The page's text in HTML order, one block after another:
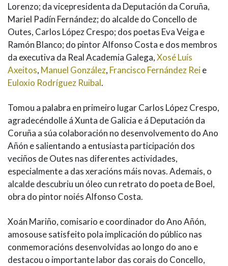
Lorenzo; da vicepresidenta da Deputación da Coruña,
Mariel Padín Fernández; do alcalde do Concello de
Outes, Carlos López Crespo; dos poetas Eva Veiga e
Ramón Blanco; do pintor Alfonso Costa e dos membros
da executiva da Real Academia Galega,Xosé Luís
Axeitos, Manuel González, Francisco Fernández Reie
Euloxio Rodríguez Ruibal.
Tomou a palabra en primeiro lugar Carlos López Crespo,
agradecéndolle á Xunta de Galicia e á Deputación da
Coruña a súa colaboración no desenvolvemento do Ano
Añón e salientando a entusiasta participación dos
veciños de Outes nas diferentes actividades,
especialmente a das xeracións máis novas. Ademais, o
alcalde descubriu un óleo cun retrato do poeta de Boel,
obra do pintor noiés Alfonso Costa.
Xoán Mariño, comisario e coordinador do Ano Añón,
amosouse satisfeito pola implicación do público nas
conmemoracións desenvolvidas ao longo do ano e
destacou o importante labor das corais do Concello,